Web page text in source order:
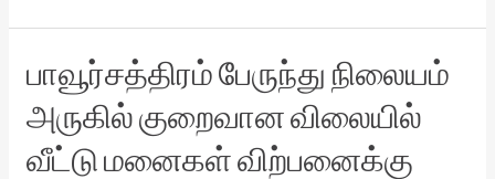
பாவூர்சத்திரம் பேருந்து நிலையம்
அருகில் குறைவான விலையில்
வீட்டு மனைகள் விற்பனைக்கு